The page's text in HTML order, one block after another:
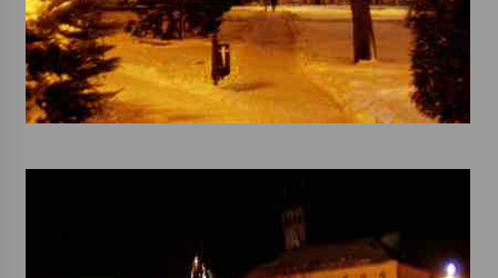
Vysočinka
17. 7. 2026
14. 7. 2026
Za kulturou kousek za Humpolec. V Želivě ožije
odkaz Josefa Čapka